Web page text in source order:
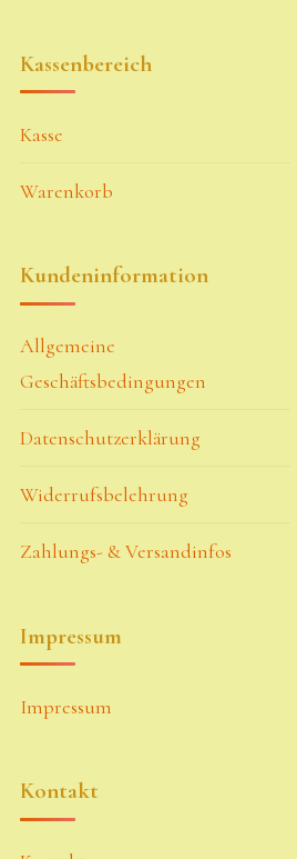
Kassenbereich
Kasse
Warenkorb
Kundeninformation
Allgemeine
Geschäftsbedingungen
Datenschutzerklärung
Widerrufsbelehrung
Zahlungs- & Versandinfos
Impressum
Impressum
Kontakt